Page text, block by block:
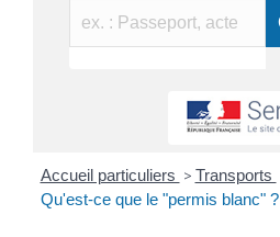
Accueil particuliers > Transports
Qu'est-ce que le "permis blanc" ?